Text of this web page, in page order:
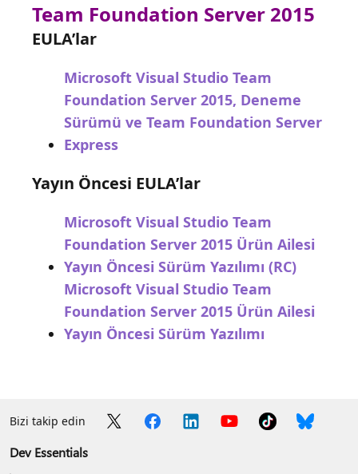
Team Foundation Server 2015
EULA’lar
Microsoft Visual Studio Team
Foundation Server 2015, Deneme
Sürümü ve Team Foundation Server
Express
Yayın Öncesi EULA’lar
Microsoft Visual Studio Team
Foundation Server 2015 Ürün Ailesi
Yayın Öncesi Sürüm Yazılımı (RC)
Microsoft Visual Studio Team
Foundation Server 2015 Ürün Ailesi
Yayın Öncesi Sürüm Yazılımı
Bizi takip edin
Dev Essentials